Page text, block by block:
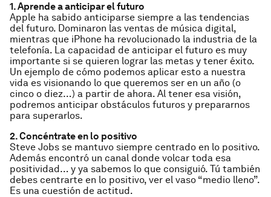
1. Aprende a anticipar el futuro
Apple ha sabido anticiparse siempre a las tendencias
del futuro. Dominaron las ventas de música digital,
mientras que iPhone ha revolucionado la industria de la
telefonía. La capacidad de anticipar el futuro es muy
importante si se quieren lograr las metas y tener éxito.
Un ejemplo de cómo podemos aplicar esto a nuestra
vida es visionando lo que queremos ser en un año (o
cinco o diez…) a partir de ahora. Al tener esa visión,
podremos anticipar obstáculos futuros y prepararnos
para superarlos.
2. Concéntrate en lo positivo
Steve Jobs se mantuvo siempre centrado en lo positivo.
Además encontró un canal donde volcar toda esa
positividad… y ya sabemos lo que consiguió. Tú también
debes centrarte en lo positivo, ver el vaso “medio lleno”.
Es una cuestión de actitud.